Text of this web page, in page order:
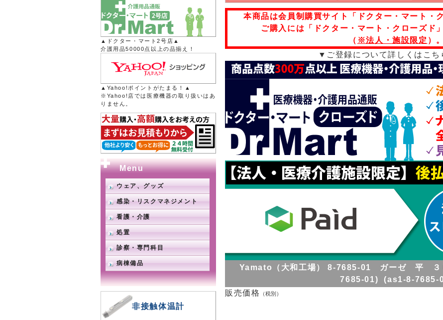
本商品は会員制購買サイト「ドクター・マート・
ご購入には「ドクター・マート・クローズド
（ ※法人・施設限定 ）。
▼ご登録について詳しくはこ
Yamato（大和工場） 8-7685-01 ガーゼ 平 ３
7685-01) (as1-8-7685-
販売価格
（税別）
▲ドクター・マート2号店▲
介護用品50000点以上の品揃え！
▲Yahoo!ポイントがたまる！▲
※Yahoo!店では医療機器の取り扱いはあ
りません。
Menu
ウェア、グッズ
感染・リスクマネジメント
看護・介護
処置
診察・専門科目
病棟備品
非接触体温計